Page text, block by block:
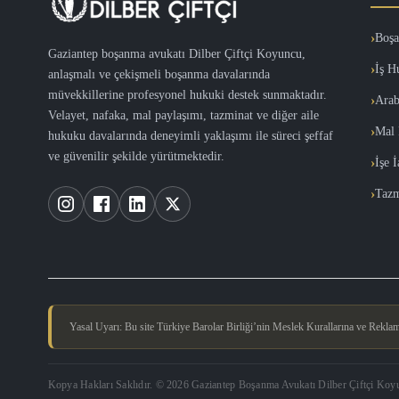
Gaziantep boşanma avukatı Dilber Çiftçi Koyuncu,
anlaşmalı ve çekişmeli boşanma davalarında
müvekkillerine profesyonel hukuki destek sunmaktadır.
Velayet, nafaka, mal paylaşımı, tazminat ve diğer aile
hukuku davalarında deneyimli yaklaşımı ile süreci şeffaf
ve güvenilir şekilde yürütmektedir.
İş
Mal
İşe
Yasal Uyarı: Bu site Türkiye Barolar Birliği’nin Meslek Kurallarına ve
Kopya Hakları Saklıdır. © 2026 Gaziantep Boşanma Avukatı Dilber Çiftçi